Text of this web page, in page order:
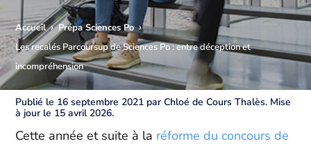
Accueil › Prépa Sciences Po ›
Les recalés Parcoursup de Sciences Po : entre déception et
incompréhension
Publié le 16 septembre 2021 par Chloé de Cours Thalès. Mise
à jour le 15 avril 2026.
Cette année et suite à la réforme du concours de